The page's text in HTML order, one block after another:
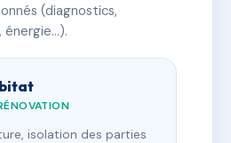
(diagnostics,
énergie…).
isolation des parties